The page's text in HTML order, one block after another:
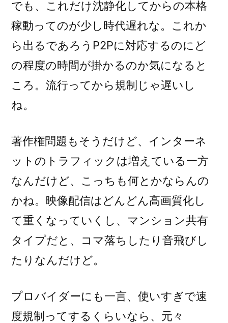
でも、これだけ沈静化してからの本格
稼動ってのが少し時代遅れな。これか
ら出るであろうP2Pに対応するのにど
の程度の時間が掛かるのか気になると
ころ。流行ってから規制じゃ遅いし
ね。
著作権問題もそうだけど、インターネ
ットのトラフィックは増えている一方
なんだけど、こっちも何とかならんの
かね。映像配信はどんどん高画質化し
て重くなっていくし、マンション共有
タイプだと、コマ落ちしたり音飛びし
たりなんだけど。
プロバイダーにも一言、使いすぎで速
度規制ってするくらいなら、元々